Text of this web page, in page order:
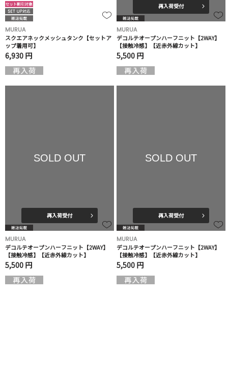
MURUA
スクエアネックメッシュタンク【セットア
ップ着用可】
6,930 円
再入荷受付
MURUA
デコルテオープンハーフニット【2WAY】
【接触冷感】【近赤外線カット】
5,500 円
SOLD OUT
再入荷受付
MURUA
デコルテオープンハーフニット【2WAY】
【接触冷感】【近赤外線カット】
5,500 円
SOLD OUT
再入荷受付
MURUA
デコルテオープンハーフニット【2WAY】
【接触冷感】【近赤外線カット】
5,500 円